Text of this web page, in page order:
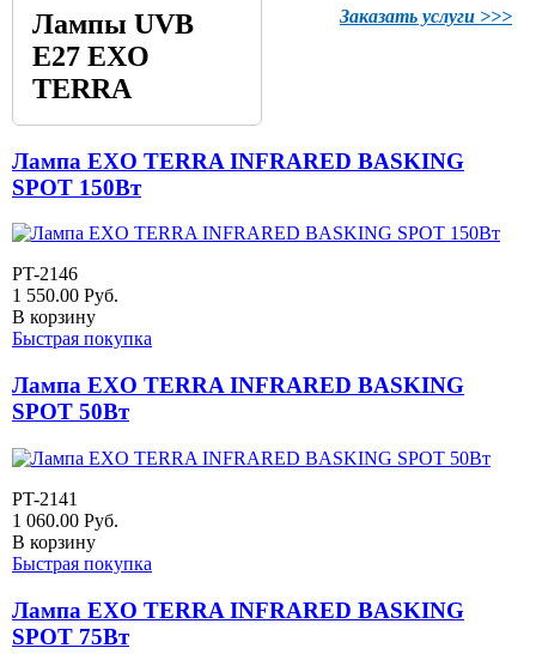
Заказать услуги >>>
Лампы UVB
Е27 EXO
TERRA
Лампа EXO TERRA INFRARED BASKING
SPOT 150Вт
PT-2146
1 550.00 Руб.
В корзину
Быстрая покупка
Лампа EXO TERRA INFRARED BASKING
SPOT 50Вт
PT-2141
1 060.00 Руб.
В корзину
Быстрая покупка
Лампа EXO TERRA INFRARED BASKING
SPOT 75Вт